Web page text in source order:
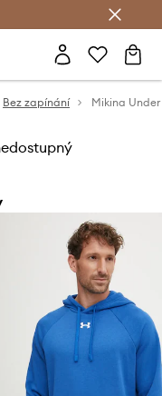
Bez zapínání Mikina